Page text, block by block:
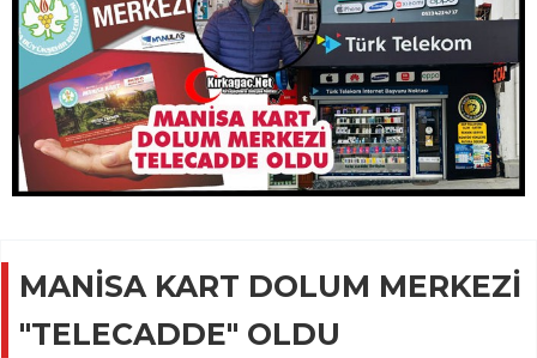
MANİSA KART DOLUM MERKEZİ
"TELECADDE" OLDU